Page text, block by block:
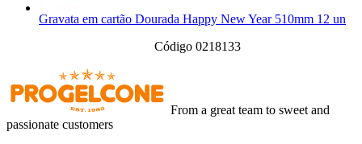
Gravata em cartão Dourada Happy New Year 510mm 12 un
Código 0218133
From a great team to sweet and
passionate customers